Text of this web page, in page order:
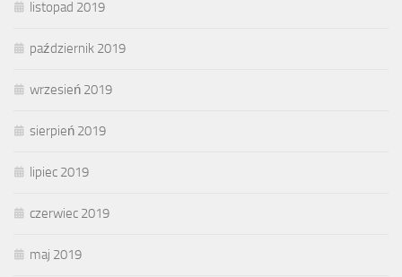
listopad 2019
październik 2019
wrzesień 2019
sierpień 2019
lipiec 2019
czerwiec 2019
maj 2019